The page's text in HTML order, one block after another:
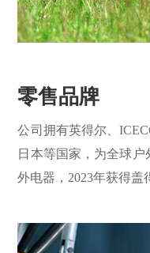
零售品牌
公司拥有英得尔、
日本等国家，为全球
外电器，2023年获得盖